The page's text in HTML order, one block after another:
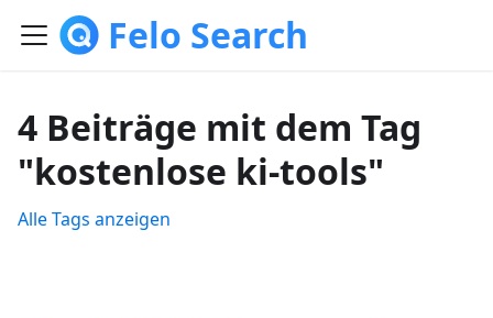
Felo Search
4 Beiträge mit dem Tag
"kostenlose ki-tools"
Alle Tags anzeigen